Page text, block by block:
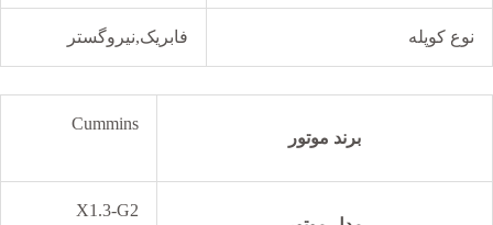
نوع کوپله فابریک,نیروگستر
برند موتور
Cummins
X1.3-G2